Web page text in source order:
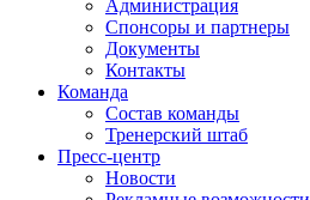
Администрация
Спонсоры и партнеры
Документы
Контакты
Команда
Состав команды
Тренерский штаб
Пресс-центр
Новости